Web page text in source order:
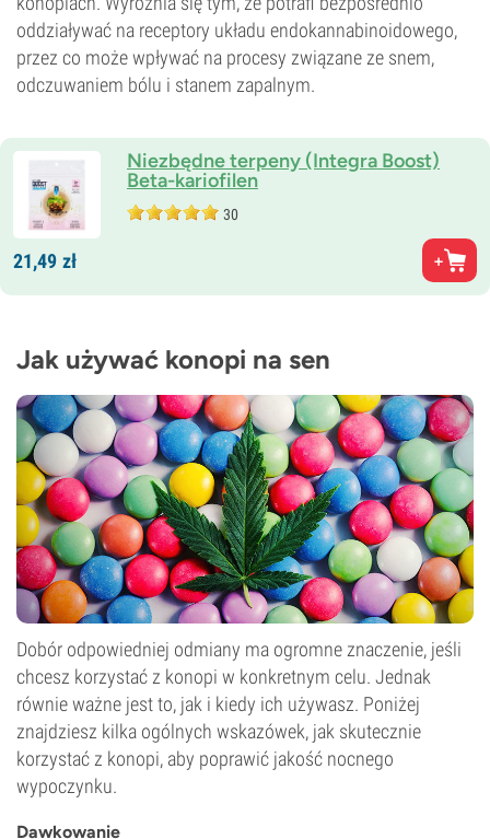
oddziaływać na receptory układu endokannabinoidowego,
przez co może wpływać na procesy związane ze snem,
odczuwaniem bólu i stanem zapalnym.
Niezbędne terpeny (Integra Boost)
Beta-kariofilen
30
21,49 zł
Jak używać konopi na sen
Dobór odpowiedniej odmiany ma ogromne znaczenie, jeśli
chcesz korzystać z konopi w konkretnym celu. Jednak
równie ważne jest to, jak i kiedy ich używasz. Poniżej
znajdziesz kilka ogólnych wskazówek, jak skutecznie
korzystać z konopi, aby poprawić jakość nocnego
wypoczynku.
Dawkowanie